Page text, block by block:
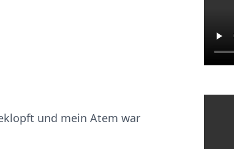
und mein Atem war